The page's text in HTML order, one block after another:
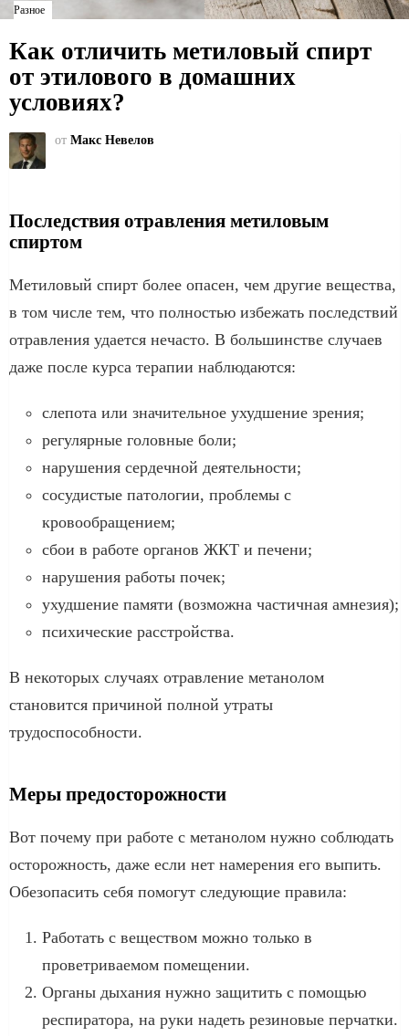
Разное
Как отличить метиловый спирт
от этилового в домашних
условиях?
от Макс Невелов
Последствия отравления метиловым
спиртом
Метиловый спирт более опасен, чем другие вещества,
в том числе тем, что полностью избежать последствий
отравления удается нечасто. В большинстве случаев
даже после курса терапии наблюдаются:
слепота или значительное ухудшение зрения;
регулярные головные боли;
нарушения сердечной деятельности;
сосудистые патологии, проблемы с
кровообращением;
сбои в работе органов ЖКТ и печени;
нарушения работы почек;
ухудшение памяти (возможна частичная амнезия);
психические расстройства.
В некоторых случаях отравление метанолом
становится причиной полной утраты
трудоспособности.
Меры предосторожности
Вот почему при работе с метанолом нужно соблюдать
осторожность, даже если нет намерения его выпить.
Обезопасить себя помогут следующие правила:
Работать с веществом можно только в
проветриваемом помещении.
Органы дыхания нужно защитить с помощью
респиратора, на руки надеть резиновые перчатки.